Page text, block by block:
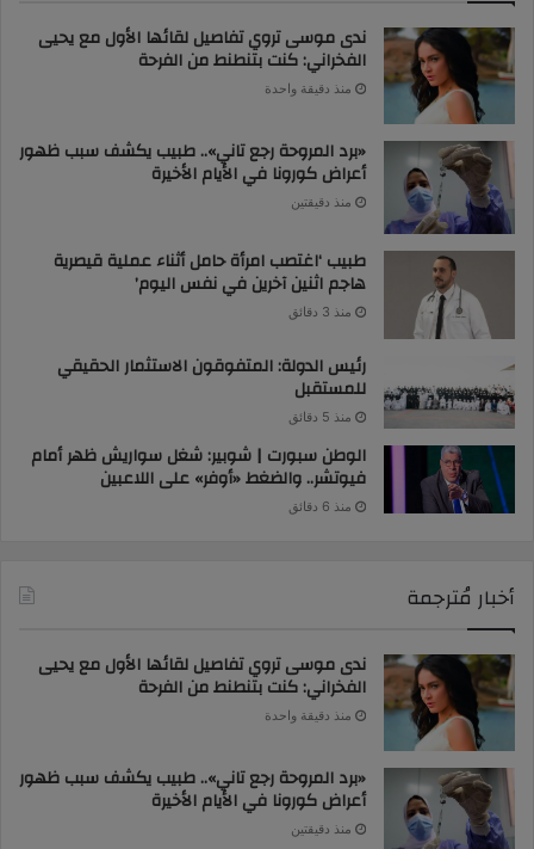
ندى موسى تروي تفاصيل لقائها الأول مع يحيى
الفخراني: كنت بتنطنط من الفرحة
منذ دقيقة واحدة
«برد المروحة رجع تاني».. طبيب يكشف سبب ظهور
أعراض كورونا في الأيام الأخيرة
منذ دقيقتين
طبيب ‘اغتصب امرأة حامل أثناء عملية قيصرية
هاجم اثنين آخرين في نفس اليوم’
منذ 3 دقائق
رئيس الدولة: المتفوقون الاستثمار الحقيقي
للمستقبل
منذ 5 دقائق
الوطن سبورت | شوبير: شغل سواريش ظهر أمام
فيوتشر.. والضغط «أوفر» على اللاعبين
منذ 6 دقائق
أخبار مُترجمة
ندى موسى تروي تفاصيل لقائها الأول مع يحيى
الفخراني: كنت بتنطنط من الفرحة
منذ دقيقة واحدة
«برد المروحة رجع تاني».. طبيب يكشف سبب ظهور
أعراض كورونا في الأيام الأخيرة
منذ دقيقتين